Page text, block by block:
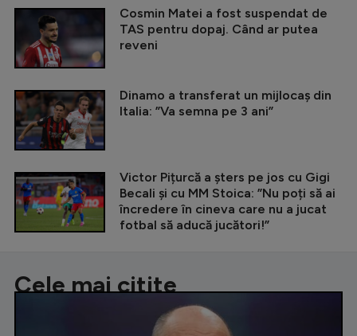
Cosmin Matei a fost suspendat de
TAS pentru dopaj. Când ar putea
reveni
Dinamo a transferat un mijlocaș din
Italia: ”Va semna pe 3 ani”
Victor Pițurcă a șters pe jos cu Gigi
Becali și cu MM Stoica: ”Nu poți să ai
încredere în cineva care nu a jucat
fotbal să aducă jucători!”
Cele mai citite